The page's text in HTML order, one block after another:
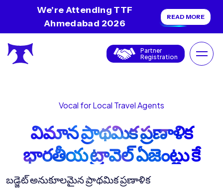
We're Attending TTF
Ahmedabad 2026
READ MORE
Partner
Registration
Vocal for Local Travel Agents
విమాన ప్రాథమిక ప్రణాళిక
భారతీయ ట్రావెల్ ఏజెంట్లు కే
లియా
బడ్జెట్ అనుకూలమైన ప్రాథమిక ప్రణాళిక